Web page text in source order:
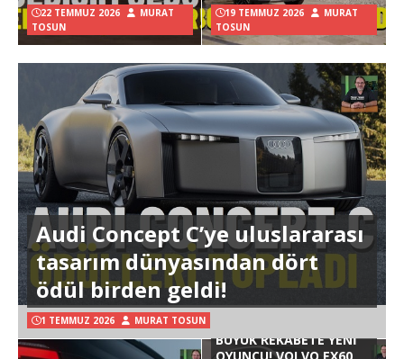
22 TEMMUZ 2026
MURAT
TOSUN
19 TEMMUZ 2026
MURAT
TOSUN
Audi Concept C’ye uluslararası
tasarım dünyasından dört
ödül birden geldi!
1 TEMMUZ 2026 MURAT TOSUN
BÜYÜK REKABETE YENİ